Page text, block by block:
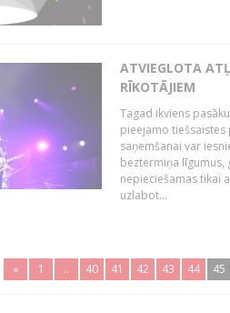
ATVIEGLOTA
RĪKOTĀJIEM
Tagad ikviens
pieejamo tiešsaistes
saņemšanai var
beztermiņa līgumus,
nepieciešamas tikai
uzlabot...
« 1 .. 40 41 42 43 44 45